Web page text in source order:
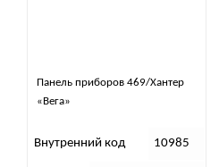
Панель приборов 469/Хантер
«Вега»
Внутренний код 10985